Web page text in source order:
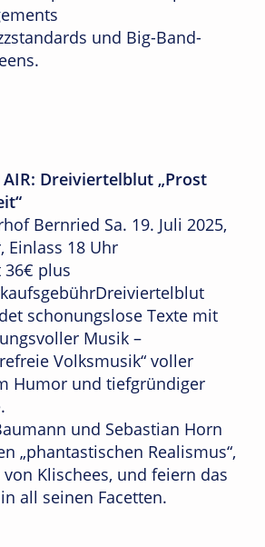
und Big-Band-
AIR: Dreiviertelblut „Prost
Bernried Sa. 19. Juli 2025,
Einlass 18 Uhr
plus
schonungslose Texte mit
Musik –
Volksmusik“ voller
Humor und tiefgründiger
und Sebastian Horn
„phantastischen Realismus“,
Klischees, und feiern das
all seinen Facetten.